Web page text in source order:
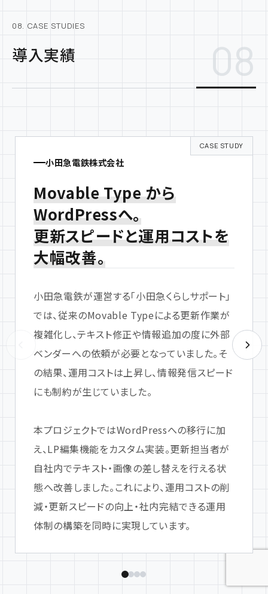
08. CASE STUDIES
導入実績 08
小田急電鉄株式会社
Movable Type から
WordPressへ。
更新スピードと運用コストを
大幅改善。
小田急電鉄が運営する「小田急くらしサポート」
では、従来のMovable Typeによる更新作業が
複雑化し、テキスト修正や情報追加の度に外部
ベンダーへの依頼が必要となっていました。そ
の結果、運用コストは上昇し、情報発信スピード
にも制約が生じていました。
本プロジェクトではWordPressへの移行に加
え、LP編集機能をカスタム実装。更新担当者が
自社内でテキスト・画像の差し替えを行える状
態へ改善しました。これにより、運用コストの削
減・更新スピードの向上・社内完結できる運用
体制の構築を同時に実現しています。